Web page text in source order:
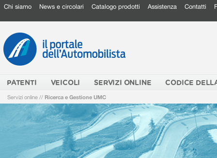
Chi siamo News e circolari Catalogo prodotti Assistenza Contatti
PATENTI VEICOLI SERVIZI ONLINE CODICE
Servizi online // Ricerca e Gestione UMC